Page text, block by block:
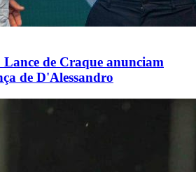
de Craque anunciam
de D'Alessandro